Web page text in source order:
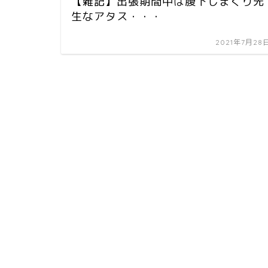
生なアタス・・・
2021年7月28